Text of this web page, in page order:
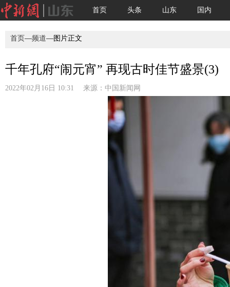
首页 头条 山东 国内
首页—频道—图片正文
千年孔府“闹元宵” 再现古时佳节盛景(3)
2022年02月16日 10:31 来源： 中国新闻网